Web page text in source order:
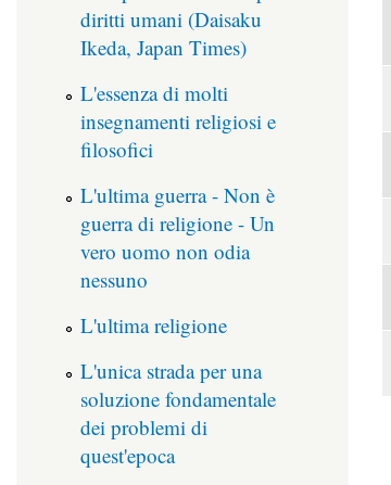
diritti umani (Daisaku
Ikeda, Japan Times)
L'essenza di molti
insegnamenti religiosi e
filosofici
L'ultima guerra - Non è
guerra di religione - Un
vero uomo non odia
nessuno
L'ultima religione
L'unica strada per una
soluzione fondamentale
dei problemi di
quest'epoca